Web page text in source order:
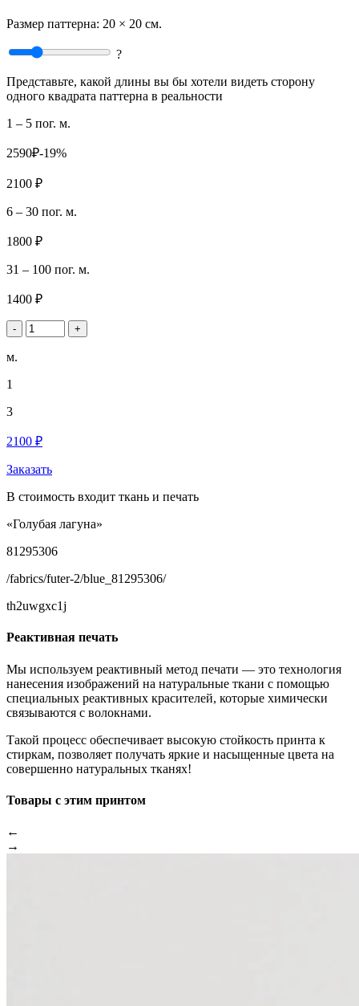
Размер паттерна: 20 × 20 см.
?
Представьте, какой длины вы бы хотели видеть сторону
одного квадрата паттерна в реальности
1 – 5 пог. м.
2590₽-19%
2100 ₽
6 – 30 пог. м.
1800 ₽
31 – 100 пог. м.
1400 ₽
- +
м.
1
3
2100 ₽
Заказать
В стоимость входит ткань и печать
«Голубая лагуна»
81295306
/fabrics/futer-2/blue_81295306/
th2uwgxc1j
Реактивная печать
Мы используем реактивный метод печати — это технология
нанесения изображений на натуральные ткани с помощью
специальных реактивных красителей, которые химически
связываются с волокнами.
Такой процесс обеспечивает высокую стойкость принта к
стиркам, позволяет получать яркие и насыщенные цвета на
совершенно натуральных тканях!
Товары с этим принтом
←
→